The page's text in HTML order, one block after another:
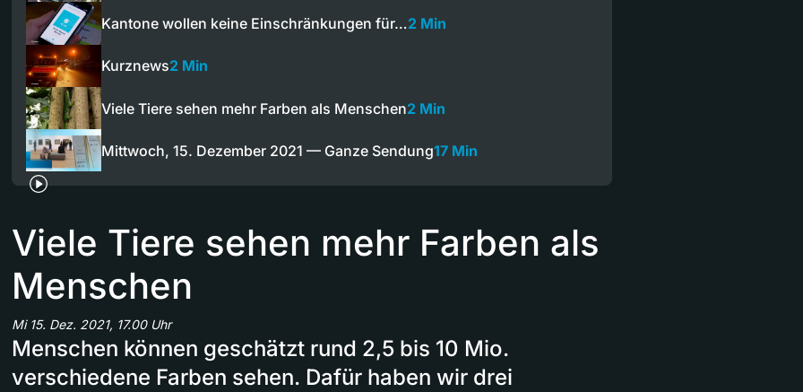
Kantone wollen keine Einschränkungen für…2 Min
Kurznews2 Min
Viele Tiere sehen mehr Farben als Menschen2 Min
Mittwoch, 15. Dezember 2021 — Ganze Sendung17 Min
Viele Tiere sehen mehr Farben als
Menschen
Mi 15. Dez. 2021, 17.00 Uhr
Menschen können geschätzt rund 2,5 bis 10 Mio.
verschiedene Farben sehen. Dafür haben wir drei